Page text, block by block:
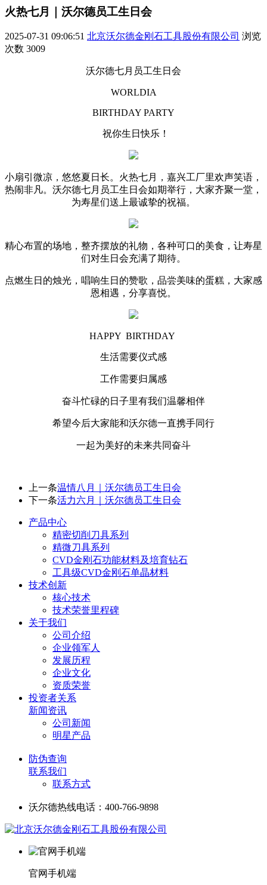
火热七月｜沃尔德员工生日会
2025-07-31 09:06:51 北京沃尔德金刚石工具股份有限公司 浏览
次数 3009
沃尔德七月员工生日会
WORLDIA
BIRTHDAY PARTY
祝你生日快乐！
小扇引微凉，悠悠夏日长。火热七月，嘉兴工厂里欢声笑语，
热闹非凡。沃尔德七月员工生日会如期举行，大家齐聚一堂，
为寿星们送上最诚挚的祝福。
精心布置的场地，整齐摆放的礼物，各种可口的美食，让寿星
们对生日会充满了期待。
点燃生日的烛光，唱响生日的赞歌，品尝美味的蛋糕，大家感
恩相遇，分享喜悦。
HAPPY BIRTHDAY
生活需要仪式感
工作需要归属感
奋斗忙碌的日子里有我们温馨相伴
希望今后大家能和沃尔德一直携手同行
一起为美好的未来共同奋斗
上一条温情八月｜沃尔德员工生日会
下一条活力六月｜沃尔德员工生日会
产品中心
精密切削刀具系列
精微刀具系列
CVD金刚石功能材料及培育钻石
工具级CVD金刚石单晶材料
技术创新
核心技术
技术荣誉里程碑
关于我们
公司介绍
企业领军人
发展历程
企业文化
资质荣誉
投资者关系
新闻资讯
公司新闻
明星产品
防伪查询
联系我们
联系方式
沃尔德热线电话：400-766-9898
官网手机端